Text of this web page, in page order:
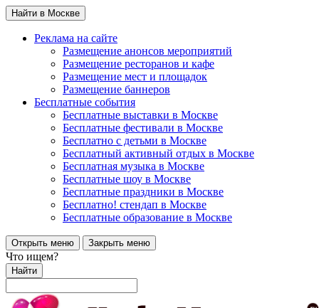
Найти в Москве
Реклама на сайте
Размещение анонсов мероприятий
Размещение ресторанов и кафе
Размещение мест и площадок
Размещение баннеров
Бесплатные события
Бесплатные выставки в Москве
Бесплатные фестивали в Москве
Бесплатно с детьми в Москве
Бесплатный активный отдых в Москве
Бесплатная музыка в Москве
Бесплатные шоу в Москве
Бесплатные праздники в Москве
Бесплатно! стендап в Москве
Бесплатные образование в Москве
Открыть меню Закрыть меню
Что ищем?
Найти